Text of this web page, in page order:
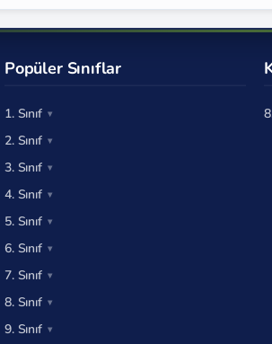
Popüler Sınıflar
1. Sınıf
2. Sınıf
3. Sınıf
4. Sınıf
5. Sınıf
6. Sınıf
7. Sınıf
8. Sınıf
9. Sınıf